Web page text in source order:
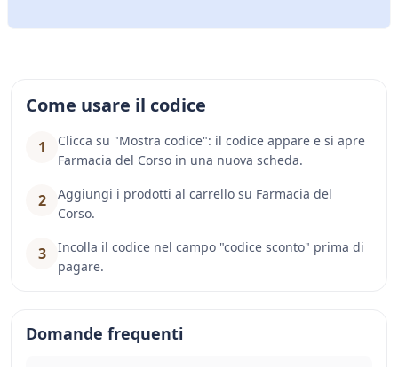
Come usare il codice
1
Clicca su "Mostra codice": il codice appare e si apre
Farmacia del Corso in una nuova scheda.
2
Aggiungi i prodotti al carrello su Farmacia del
Corso.
3
Incolla il codice nel campo "codice sconto" prima di
pagare.
Domande frequenti